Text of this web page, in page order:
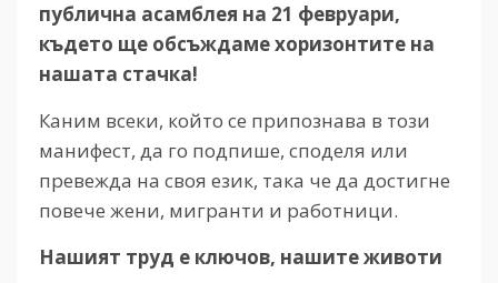
публична асамблея на 21 февруари,
където ще обсъждаме хоризонтите на
нашата стачка!
Каним всеки, който се припознава в този
манифест, да го подпише, споделя или
превежда на своя език, така че да достигне
повече жени, мигранти и работници.
Нашият труд е ключов, нашите животи